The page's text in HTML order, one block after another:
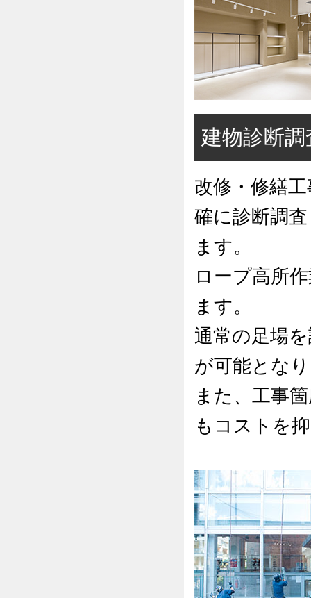
建物診断
改修・修繕
確に診断調
ます。
ロープ高所
ます。
通常の足場
が可能とな
また、工事
もコストを